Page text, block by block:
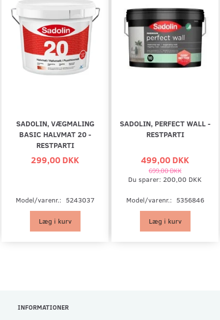
SADOLIN, VÆGMALING
BASIC HALVMAT 20 -
RESTPARTI
299,00 DKK
Model/varenr.: 5243037
Læg i kurv
SADOLIN, PERFECT WALL -
RESTPARTI
499,00 DKK
699,00 DKK
Du sparer: 200,00 DKK
Model/varenr.: 5356846
Læg i kurv
INFORMATIONER